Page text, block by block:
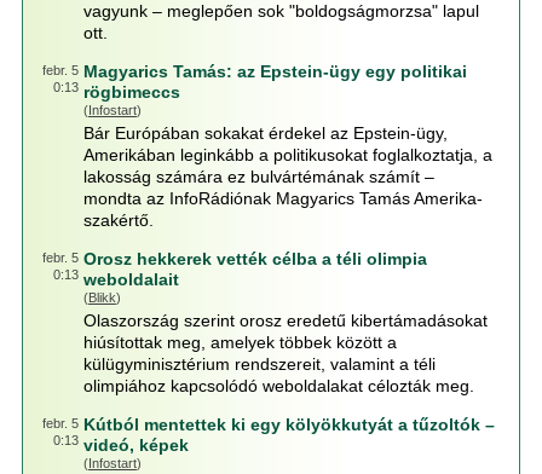
vagyunk – meglepően sok "boldogságmorzsa" lapul
ott.
febr. 5
0:13
Magyarics Tamás: az Epstein-ügy egy politikai
rögbimeccs
(Infostart)
Bár Európában sokakat érdekel az Epstein-ügy,
Amerikában leginkább a politikusokat foglalkoztatja, a
lakosság számára ez bulvártémának számít –
mondta az InfoRádiónak Magyarics Tamás Amerika-
szakértő.
febr. 5
0:13
Orosz hekkerek vették célba a téli olimpia
weboldalait
(Blikk)
Olaszország szerint orosz eredetű kibertámadásokat
hiúsítottak meg, amelyek többek között a
külügyminisztérium rendszereit, valamint a téli
olimpiához kapcsolódó weboldalakat célozták meg.
febr. 5
0:13
Kútból mentettek ki egy kölyökkutyát a tűzoltók –
videó, képek
(Infostart)